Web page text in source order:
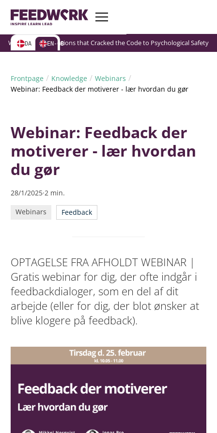
DA EN-GB
Webinar: Organizations that Cracked the Code to Psychological Safety
Frontpage / Knowledge / Webinars /
Webinar: Feedback der motiverer - lær hvordan du gør
Webinar: Feedback der
motiverer - lær hvordan
du gør
28/1/2025·2 min.
Webinars Feedback
OPTAGELSE FRA AFHOLDT WEBINAR |
Gratis webinar for dig, der ofte indgår i
feedbackdialoger, som en del af dit
arbejde (eller for dig, der blot ønsker at
blive klogere på feedback).
Webinar: Organizations that Cracked the Code to Psychological Safety
Webinar: Organizations that Cracked the Code to Psychological Safety